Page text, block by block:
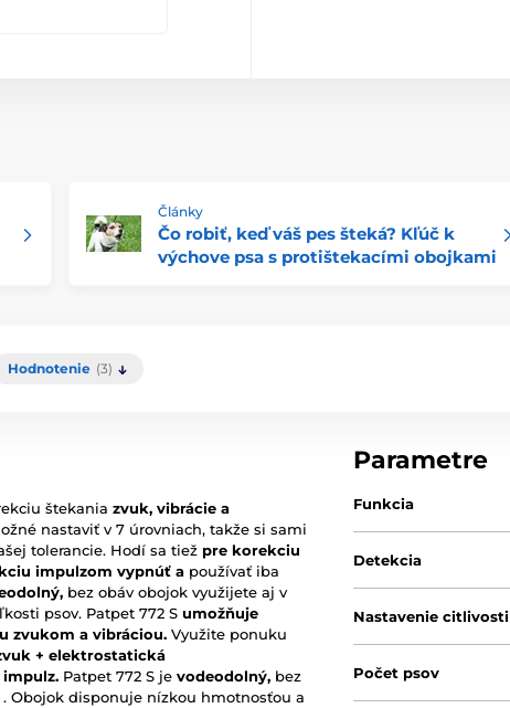
Články
Čo robiť, keď váš pes šteká? Kľúč k
výchove psa s protištekacími obojkami
Hodnotenie (3)
štekania zvuk, vibrácie a
nastaviť v 7 úrovniach, takže si sami
tolerancie. Hodí sa tiež pre korekciu
impulzom vypnúť a používať iba
bez obáv obojok využijete aj v
psov. Patpet 772 S umožňuje
zvukom a vibráciou. Využite ponuku
+ elektrostatická
Patpet 772 S je vodeodolný, bez
Obojok disponuje nízkou hmotnosťou a
Parametre
Funkcia
Detekcia
Nastavenie citlivosti
Počet psov